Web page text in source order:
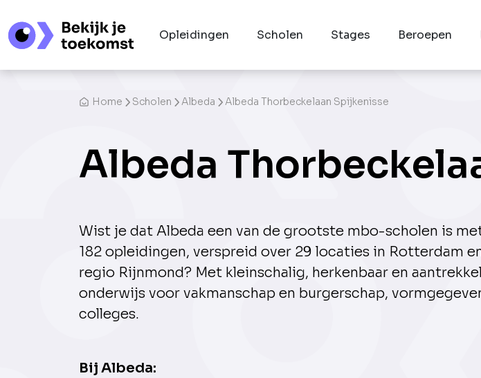
Opleidingen Scholen Stages Beroepen
Home Scholen Albeda Albeda Thorbeckelaan Spijkenisse
Albeda
Wist je dat Albeda een van de grootste mbo-scholen is
182 opleidingen, verspreid over 29 locaties in Rotterdam
regio Rijnmond? Met kleinschalig, herkenbaar en
onderwijs voor vakmanschap en burgerschap,
colleges.
Bij Albeda: